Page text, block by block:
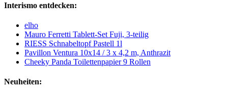
Interismo entdecken:
elho
Mauro Ferretti Tablett-Set Fuji, 3-teilig
RIESS Schnabeltopf Pastell 1l
Pavillon Ventura 10x14 / 3 x 4,2 m, Anthrazit
Cheeky Panda Toilettenpapier 9 Rollen
Neuheiten: